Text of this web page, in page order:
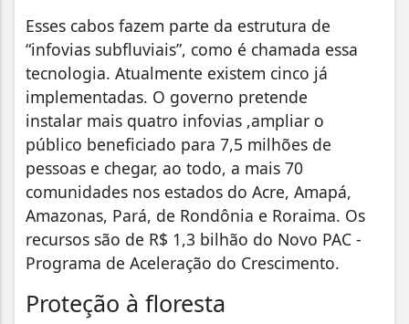
Esses cabos fazem parte da estrutura de
“infovias subfluviais”, como é chamada essa
tecnologia. Atualmente existem cinco já
implementadas. O governo pretende
instalar mais quatro infovias ,ampliar o
público beneficiado para 7,5 milhões de
pessoas e chegar, ao todo, a mais 70
comunidades nos estados do Acre, Amapá,
Amazonas, Pará, de Rondônia e Roraima. Os
recursos são de R$ 1,3 bilhão do Novo PAC -
Programa de Aceleração do Crescimento.
Proteção à floresta